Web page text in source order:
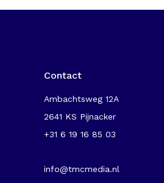
Contact
Ambachtsweg 12A
2641 KS Pijnacker
+31 6 19 16 85 03
info@tmcmedia.nl